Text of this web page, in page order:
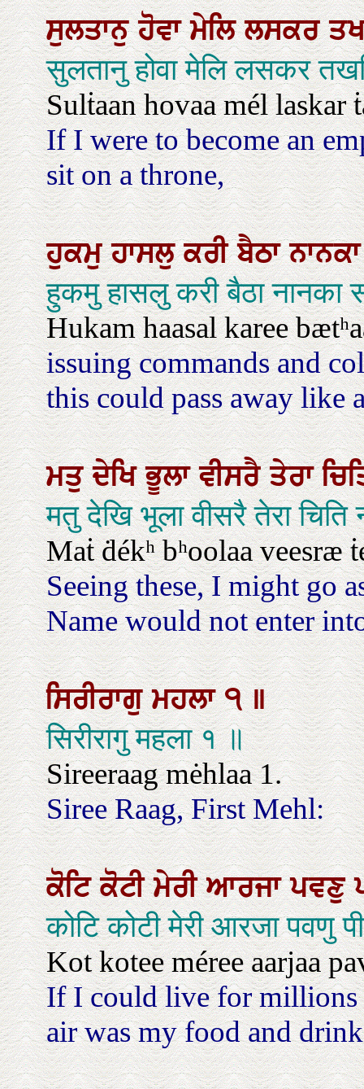
ਸੁਲਤਾਨੁਹੋਵਾਮੇਲਿਲਸਕਰ
सुलतानु होवा मेलि लसकर
Sulṫaan hovaa mél laskar
If I were to become an
sit on a throne,
ਹੁਕਮੁਹਾਸਲੁਕਰੀਬੈਠਾ
हुकमु हासलु करी बैठा नानका
Hukam haasal karee
issuing commands and
this could pass away like
ਮਤੁਦੇਖਿਭੂਲਾਵੀਸਰੈਤੇਰਾ
मतु देखि भूला वीसरै तेरा
Maṫ ḋékʰ bʰoolaa veesræ
Seeing these, I might go
Name would not enter
ਸਿਰੀਰਾਗੁਮਹਲਾ੧॥
सिरीरागु महला १ ॥
Sireeraag mėhlaa 1.
Siree Raag, First Mehl:
ਕੋਟਿਕੋਟੀਮੇਰੀਆਰਜਾਪਵਣੁ
कोटि कोटी मेरी आरजा पवणु
Kot kotee méree aarjaa
If I could live for millions
air was my food and